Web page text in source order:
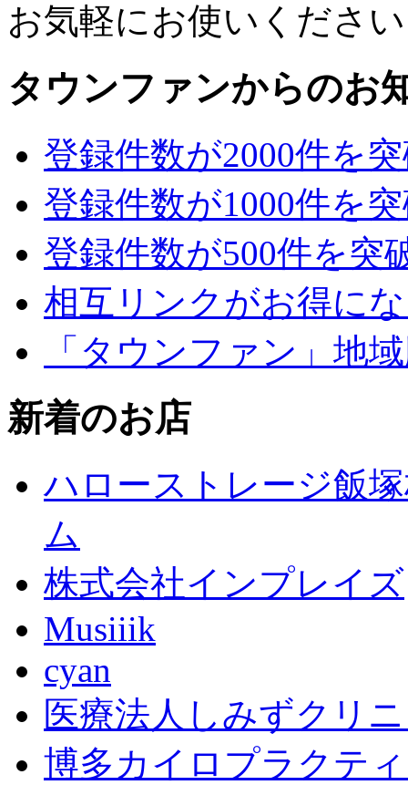
お気軽にお使いくださ
タウンファンからのお
登録件数が2000件を
登録件数が1000件を
登録件数が500件を突
相互リンクがお得に
「タウンファン」地
新着のお店
ハローストレージ飯
ム
株式会社インプレイズ
Musiiik
cyan
医療法人しみずクリ
博多カイロプラクテ